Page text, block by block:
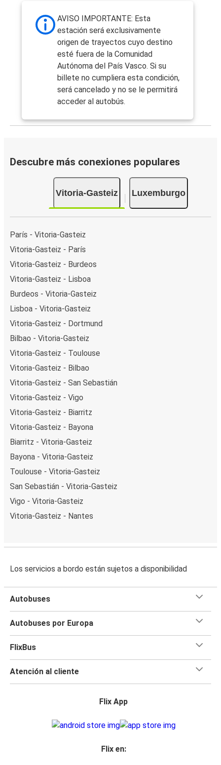
AVISO IMPORTANTE: Esta
estación será exclusivamente
origen de trayectos cuyo destino
esté fuera de la Comunidad
Autónoma del País Vasco. Si su
billete no cumpliera esta condición,
será cancelado y no se le permitirá
acceder al autobús.
Descubre más conexiones populares
Vitoria-Gasteiz Luxemburgo
París - Vitoria-Gasteiz
Vitoria-Gasteiz - París
Vitoria-Gasteiz - Burdeos
Vitoria-Gasteiz - Lisboa
Burdeos - Vitoria-Gasteiz
Lisboa - Vitoria-Gasteiz
Vitoria-Gasteiz - Dortmund
Bilbao - Vitoria-Gasteiz
Vitoria-Gasteiz - Toulouse
Vitoria-Gasteiz - Bilbao
Vitoria-Gasteiz - San Sebastián
Vitoria-Gasteiz - Vigo
Vitoria-Gasteiz - Biarritz
Vitoria-Gasteiz - Bayona
Biarritz - Vitoria-Gasteiz
Bayona - Vitoria-Gasteiz
Toulouse - Vitoria-Gasteiz
San Sebastián - Vitoria-Gasteiz
Vigo - Vitoria-Gasteiz
Vitoria-Gasteiz - Nantes
Los servicios a bordo están sujetos a disponibilidad
Autobuses
Autobuses por Europa
FlixBus
Atención al cliente
Flix App
Flix en: